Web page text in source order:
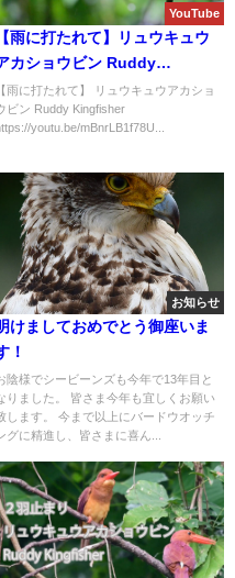
YouTube
【雨に打たれて】リュウキュウ
カショウビン Ruddy
Kingfisher
【雨に打たれて】 リュウキュウアカショ
ビン Ruddy Kingfisher
youtu.be/mBnrLB1f78U...
お知らせ
けましておめでとう御座いま
！
陰様でシービーンズも今年で13年目と
りました。 皆さま今年も宜しくお願い
します。 今まで以上にバードウオッチ
グに精進し、皆さまに喜ん...